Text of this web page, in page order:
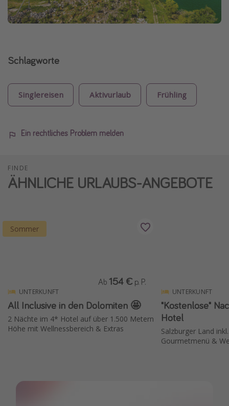
Schlagworte
Singlereisen Aktivurlaub Frühling
Ein rechtliches Problem melden
FINDE
ÄHNLICHE URLAUBS-ANGEBOTE
Sommer
UNTERKUNFT
All Inclusive in den Dolomiten 🤩
2 Nächte im 4* Hotel auf über 1.500 Metern
Höhe mit Wellnessbereich & Extras
Ab 154 € p. P.
UNTERKUNFT
"Kostenlose"
Hotel
Salzburger Land
Gourmetmenü &